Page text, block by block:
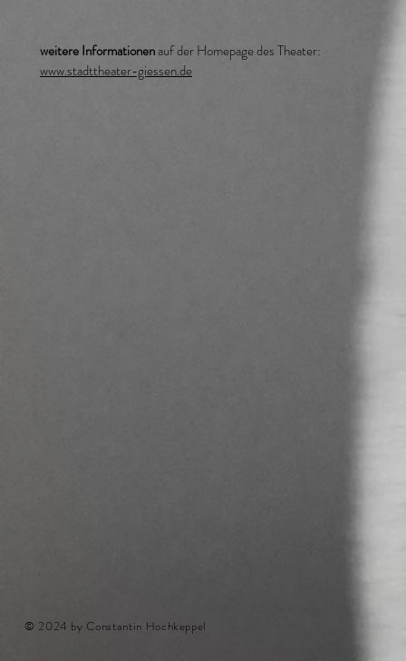
weitere Informationenauf der Homepage des Theater:
www.stadttheater-giessen.de
© 2024 by Constantin Hochkeppel